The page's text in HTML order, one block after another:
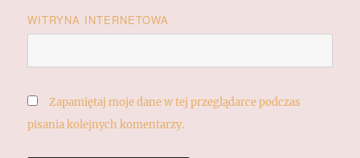
WITRYNA INTERNETOWA
Zapamiętaj moje dane w tej przeglądarce podczas
pisania kolejnych komentarzy.